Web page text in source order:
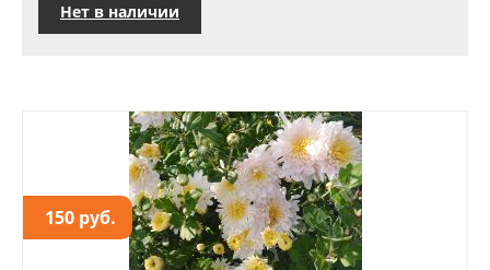
Нет в наличии
150 руб.